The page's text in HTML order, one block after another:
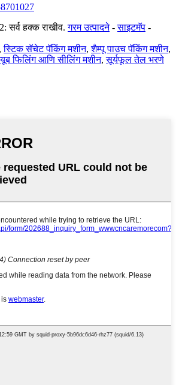
सर्व हक्क राखीव. गरम उत्पादने-साइटमॅप -
स्टिक सॅचेट पॅकिंग मशीन,शैम्पू पाउच पॅकिंग मशीन,
फिलिंग आणि सीलिंग मशीन,सूर्यफूल तेल भरणे